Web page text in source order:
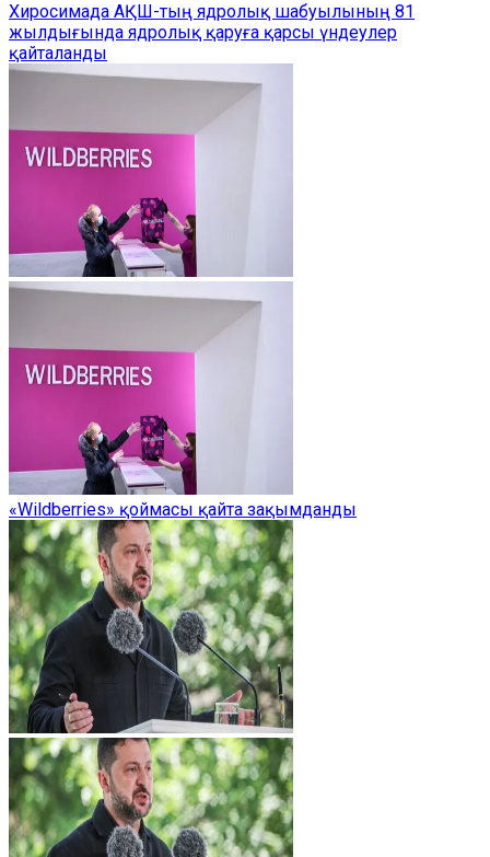
Хиросимада АҚШ-тың ядролық шабуылының 81
жылдығында ядролық қаруға қарсы үндеулер
қайталанды
«Wildberries» қоймасы қайта зақымданды